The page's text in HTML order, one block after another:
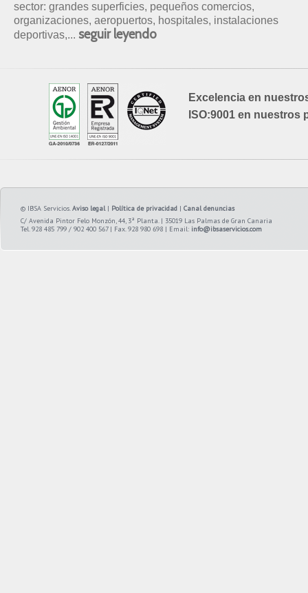
sector: grandes superficies, pequeños comercios,
organizaciones, aeropuertos, hospitales, instalaciones
deportivas,... seguir leyendo
Excelencia en
ISO:9001 en nuestros
© IBSA Servicios.Aviso legal| Política de privacidad | Canal denuncias
C/ Avenida Pintor Felo Monzón, 44, 3ª Planta. | 35019 Las Palmas de Gran Canaria
Tel. 928 485 799 / 902 400 567 | Fax. 928 980 698 | Email: info@ibsaservicios.com